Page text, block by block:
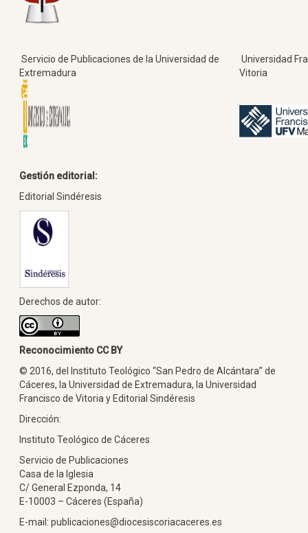
Servicio de Publicaciones de la Universidad de
Extremadura
Universidad
Vitoria
Gestión editorial:
Editorial Sindéresis
Derechos de autor:
Reconocimiento CC BY
© 2016, del Instituto Teológico “San Pedro de Alcántara” de
Cáceres, la Universidad de Extremadura, la Universidad
Francisco de Vitoria y Editorial Sindéresis
Dirección:
Instituto Teológico de Cáceres
Servicio de Publicaciones
Casa de la Iglesia
C/ General Ezponda, 14
E-10003 – Cáceres (España)
E-mail: publicaciones@diocesiscoriacaceres.es